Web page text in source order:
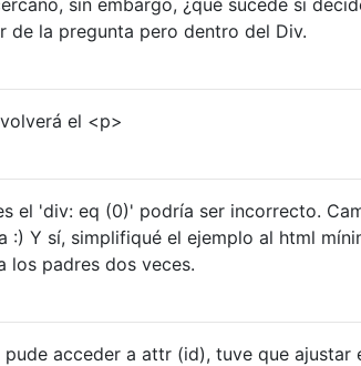
de la pregunta pero dentro del Div.
el <p>
el 'div: eq (0)' podría ser incorrecto.
Y sí, simplifiqué el ejemplo al html
los padres dos veces.
acceder a attr (id), tuve que ajustar